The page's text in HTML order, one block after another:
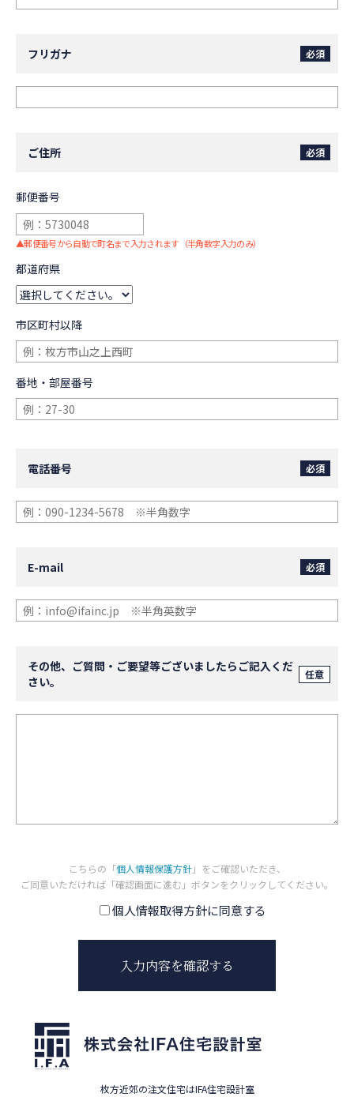
フリガナ 必須
ご住所 必須
郵便番号
▲郵便番号から自動で町名まで入力されます（半角数字入力のみ）
都道府県
市区町村以降
番地・部屋番号
電話番号 必須
E-mail 必須
その他、ご質問・ご要望等ございましたらご記入くだ
さい。
任意
こちらの「個人情報保護方針」をご確認いただき、
ご同意いただければ「確認画面に進む」ボタンをクリックしてください。
個人情報取得方針に同意する
枚方近郊の注文住宅はIFA住宅設計室